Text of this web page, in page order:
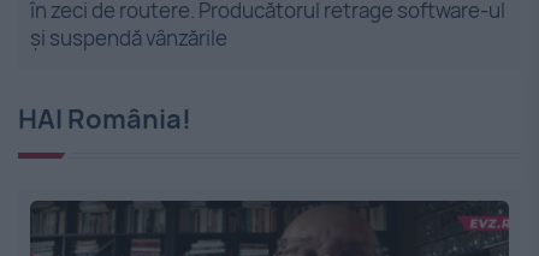
în zeci de routere. Producătorul retrage software-ul
și suspendă vânzările
HAI România!